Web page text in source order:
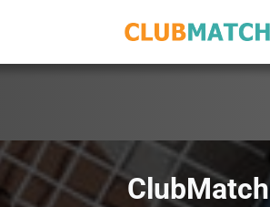
ClubMatch